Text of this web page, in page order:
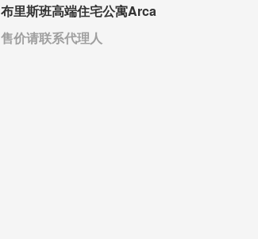
布里斯班高端住宅公寓Arca
售价请联系代理人